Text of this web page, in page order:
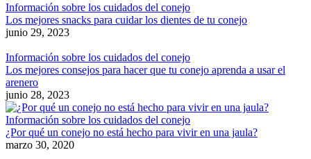
Información sobre los cuidados del conejo
Los mejores snacks para cuidar los dientes de tu conejo
junio 29, 2023
Información sobre los cuidados del conejo
Los mejores consejos para hacer que tu conejo aprenda a usar el
arenero
junio 28, 2023
Información sobre los cuidados del conejo
¿Por qué un conejo no está hecho para vivir en una jaula?
marzo 30, 2020